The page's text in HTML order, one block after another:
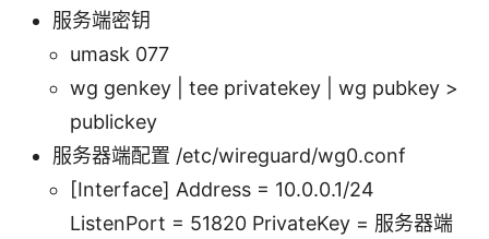
服务端密钥
umask 077
wg genkey | tee privatekey | wg pubkey >
publickey
服务器端配置 /etc/wireguard/wg0.conf
[Interface] Address = 10.0.0.1/24
ListenPort = 51820 PrivateKey = 服务器端